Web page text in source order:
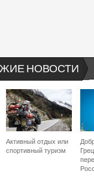
НОВОСТИ
Активный отдых или
спортивный туризм